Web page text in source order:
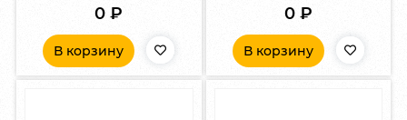
0₽
В корзину
0 ₽
В корзину